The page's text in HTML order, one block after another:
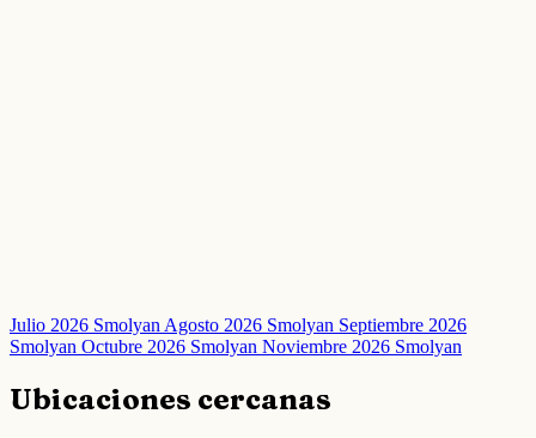
Julio 2026 Smolyan Agosto 2026 Smolyan Septiembre 2026
Smolyan Octubre 2026 Smolyan Noviembre 2026 Smolyan
Ubicaciones cercanas